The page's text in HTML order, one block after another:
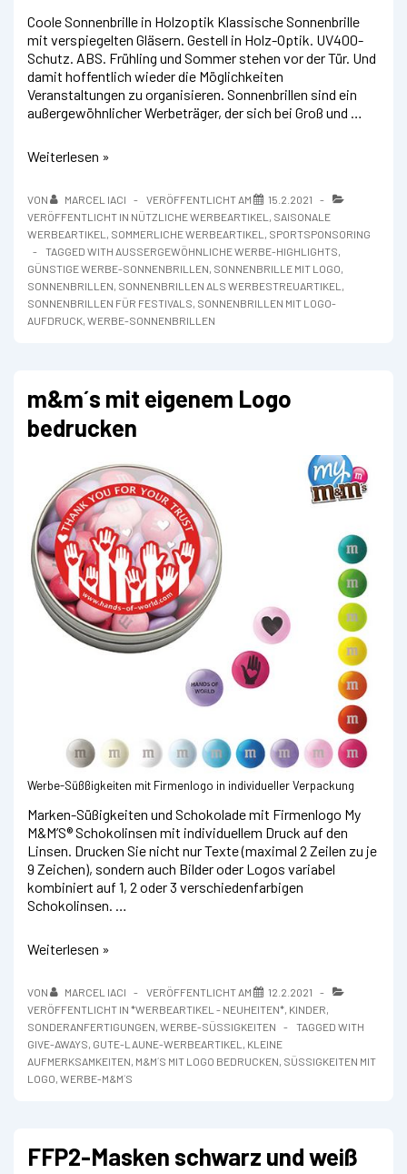
Coole Sonnenbrille in Holzoptik Klassische Sonnenbrille
mit verspiegelten Gläsern. Gestell in Holz-Optik. UV400-
Schutz. ABS. Frühling und Sommer stehen vor der Tür. Und
damit hoffentlich wieder die Möglichkeiten
Veranstaltungen zu organisieren. Sonnenbrillen sind ein
außergewöhnlicher Werbeträger, der sich bei Groß und …
Sonnenbrille
Weiterlesen »
VON MARCEL IACI VERÖFFENTLICHT AM
15.2.2021
VERÖFFENTLICHT IN NÜTZLICHE WERBEARTIKEL
SAISONALE
WERBEARTIKEL
SOMMERLICHE WERBEARTIKEL
SPORTSPONSORING
TAGGED WITH AUSSERGEWÖHNLICHE WERBE-HIGHLIGHTS
GÜNSTIGE WERBE-SONNENBRILLEN SONNENBRILLE MIT LOGO
SONNENBRILLEN SONNENBRILLEN ALS WERBESTREUARTIKEL
SONNENBRILLEN FÜR FESTIVALS SONNENBRILLEN MIT LOGO-
AUFDRUCK WERBE-SONNENBRILLEN
m&m´s mit eigenem Logo
bedrucken
Werbe-Süßßigkeiten mit Firmenlogo in individueller Verpackung
Marken-Süßigkeiten und Schokolade mit Firmenlogo My
M&M’S® Schokolinsen mit individuellem Druck auf den
Linsen. Drucken Sie nicht nur Texte (maximal 2 Zeilen zu je
9 Zeichen), sondern auch Bilder oder Logos variabel
kombiniert auf 1, 2 oder 3 verschiedenfarbigen
Schokolinsen. …
m&m
eigenem
Logo
bedrucken
Weiterlesen »
VON MARCEL IACI VERÖFFENTLICHT AM
12.2.2021
VERÖFFENTLICHT IN *WERBEARTIKEL - NEUHEITEN*, KINDER,
SONDERANFERTIGUNGEN, WERBE-SÜSSIGKEITEN
TAGGED WITH
GIVE-AWAYS, GUTE-LAUNE-WERBEARTIKEL , KLEINE
AUFMERKSAMKEITEN, M&M´S MIT LOGO BEDRUCKEN, SÜSSIGKEITEN MIT L
OGO
, WERBE-M&M´S
FFP2-Masken schwarz und weiß